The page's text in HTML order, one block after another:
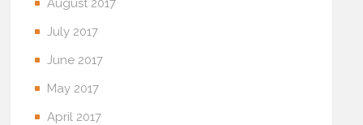
August 2017
July 2017
June 2017
May 2017
April 2017